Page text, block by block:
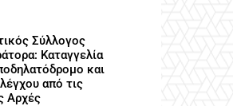
Σύλλογος
Καταγγελία
και
από τις
Αρχές